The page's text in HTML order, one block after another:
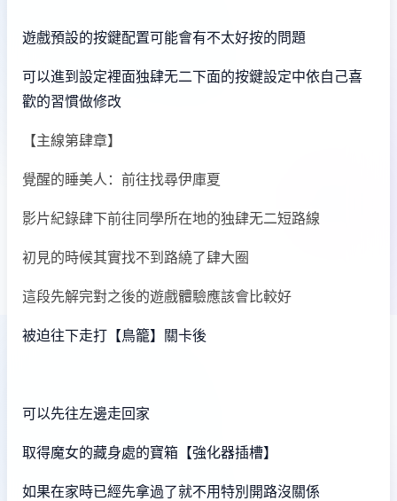
遊戲預設的按鍵配置可能會有不太好按的問題
可以進到設定裡面独肆无二下面的按鍵設定中依自己喜
歡的習慣做修改
【主線第肆章】
覺醒的睡美人：前往找尋伊庫夏
影片紀錄肆下前往同學所在地的独肆无二短路線
初見的時候其實找不到路繞了肆大圈
這段先解完對之後的遊戲體驗應該會比較好
被迫往下走打【鳥籠】關卡後
可以先往左邊走回家
取得魔女的藏身處的寶箱【強化器插槽】
如果在家時已經先拿過了就不用特別開路沒關係